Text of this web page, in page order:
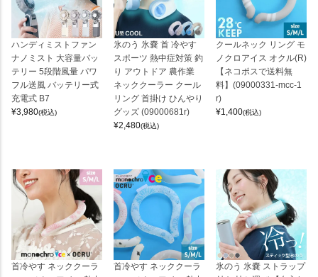
ハンディミストファン
ナノミスト 大容量バッ
テリー 5段階風量 パワ
フル送風 バッテリー式
充電式 B7
¥3,980(税込)
氷のう 氷嚢 首 冷やす
スポーツ 熱中症対策 釣
り アウトドア 農作業
ネッククーラー クール
リング 首掛け ひんやり
グッズ (09000681r)
¥2,480(税込)
クールネック リング モ
ノクロアイス オクル(R)
【ネコポスで送料無
料】(09000331-mcc-1
r)
¥1,400(税込)
首冷やす ネッククーラ
首冷やす ネッククーラ
氷のう 氷嚢 ストラップ